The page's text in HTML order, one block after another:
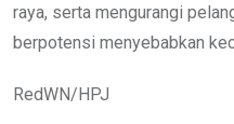
raya, serta mengurangi
berpotensi menyebabkan
RedWN/HPJ